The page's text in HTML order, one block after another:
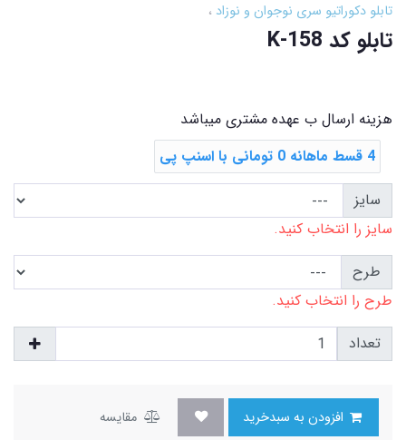
تابلو دکوراتیو سری نوجوان و نوزاد
تابلو کد K-158
هزینه ارسال ب عهده مشتری میباشد
4 قسط ماهانه 0 تومانی با اسنپ ‌پی
سایز
سایز را انتخاب کنید.
طرح
طرح را انتخاب کنید.
تعداد
مقایسه